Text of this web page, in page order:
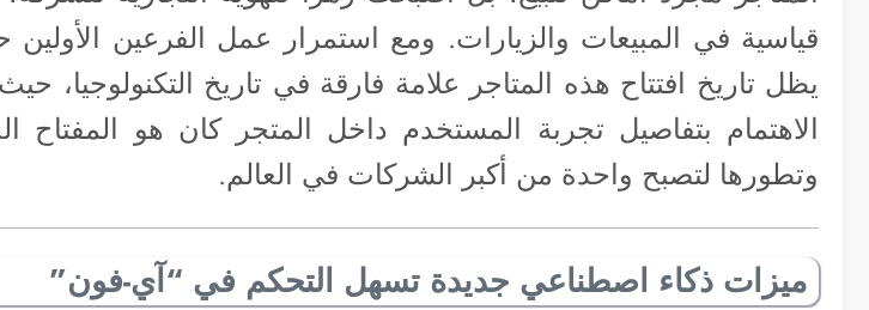
قياسية في المبيعات والزيارات. ومع استمرار عمل الفرعين الأولين
يظل تاريخ افتتاح هذه المتاجر علامة فارقة في تاريخ التكنولوجيا،
الاهتمام بتفاصيل تجربة المستخدم داخل المتجر كان هو المفتاح
وتطورها لتصبح واحدة من أكبر الشركات في العالم.
ميزات ذكاء اصطناعي جديدة تسهل التحكم في “آي-فون”